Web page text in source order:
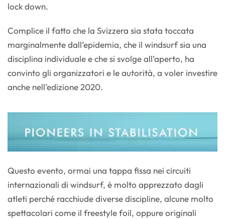
lock down.
Complice il fatto che la Svizzera sia stata toccata
marginalmente dall’epidemia, che il windsurf sia una
disciplina individuale e che si svolge all’aperto, ha
convinto gli organizzatori e le autorità, a voler investire
anche nell’edizione 2020.
Questo evento, ormai una tappa fissa nei circuiti
internazionali di windsurf, è molto apprezzato dagli
atleti perché racchiude diverse discipline, alcune molto
spettacolari come il freestyle foil, oppure originali